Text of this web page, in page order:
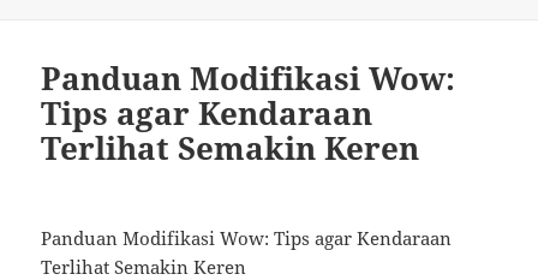
Panduan Modifikasi Wow:
Tips agar Kendaraan
Terlihat Semakin Keren
Panduan Modifikasi Wow: Tips agar Kendaraan
Terlihat Semakin Keren